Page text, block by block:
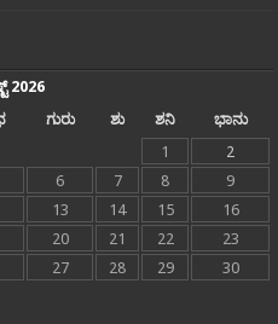
2026
ಗುರು ಶು ಶನಿ
ಭಾನು
1
2
6 7 8
9
13 14 15
16
20 21 22
23
27 28 29
30